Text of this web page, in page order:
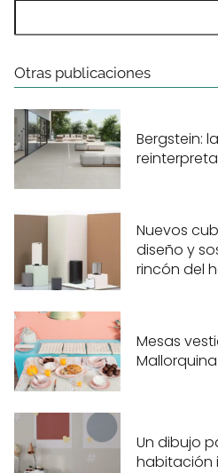
Otras publicaciones
Bergstein:
Nuevos
diseño y
rincón del
Mesas
Mallorquina
Un dibujo
habitación